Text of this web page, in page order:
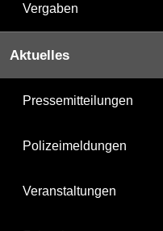
Vergaben
Aktuelles
Pressemitteilungen
Polizeimeldungen
Veranstaltungen